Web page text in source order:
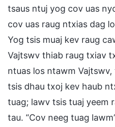
tsaus ntuj yog cov uas
cov uas raug ntxias dag
Yog tsis muaj kev raug
Vajtswv thiab raug txiav
ntuas los ntawm
tsis dhau txoj kev haub
tuag; lawv tsis tuaj yeem
tau. “Cov neeg tuag